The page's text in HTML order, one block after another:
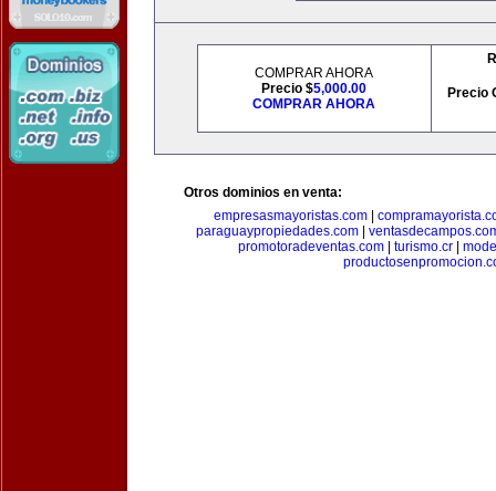
COMPRAR AHORA
Precio $5,000.00
COMPRAR AHORA
Precio
Otros dominios en venta:
empresasmayoristas.com|
paraguaypropiedades.com
promotoradeventas.com
turismo.cr